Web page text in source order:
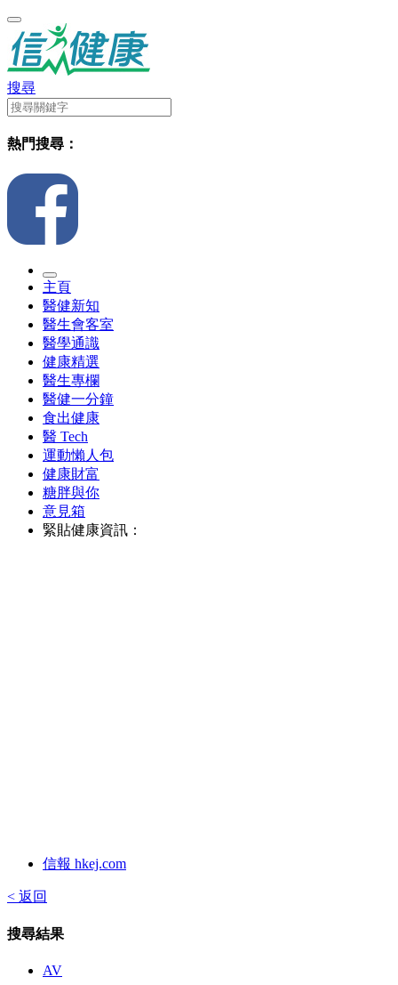
搜尋
熱門搜尋：
主頁
醫健新知
醫生會客室
醫學通識
健康精選
醫生專欄
醫健一分鐘
食出健康
醫 Tech
運動懶人包
健康財富
糖胖與你
意見箱
緊貼健康資訊：
信報 hkej.com
< 返回
搜尋結果
AV